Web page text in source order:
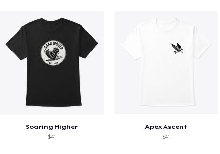
Soaring Higher
$41
Apex Ascent
$41